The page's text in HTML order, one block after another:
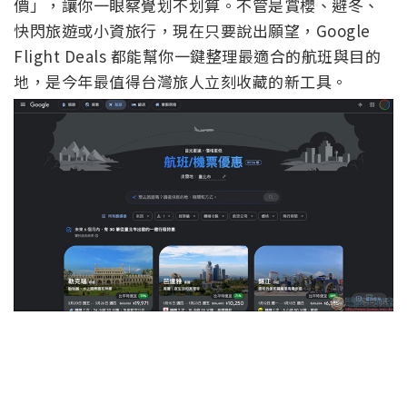
價」，讓你一眼察覺划不划算。不管是賞櫻、避冬、
快閃旅遊或小資旅行，現在只要說出願望，Google
Flight Deals 都能幫你一鍵整理最適合的航班與目的
地，是今年最值得台灣旅人立刻收藏的新工具。